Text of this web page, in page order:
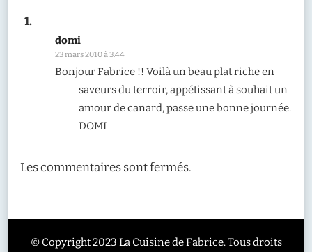
domi
23 mars 2010 à 3:44
Bonjour Fabrice !! Voilà un beau plat riche en
saveurs du terroir, appétissant à souhait un
amour de canard, passe une bonne journée.
DOMI
Les commentaires sont fermés.
© Copyright 2023 La Cuisine de Fabrice. Tous droits